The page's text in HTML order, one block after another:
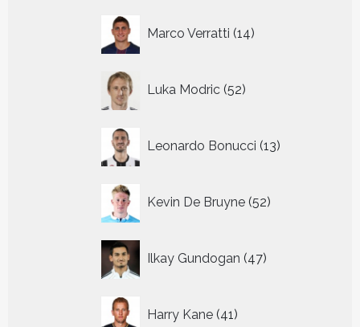
Marco Verratti 14
producten
Luka Modric 52
producten
Leonardo Bonucci 13
producten
Kevin De Bruyne 52
producten
Ilkay Gundogan 47
producten
Harry Kane 41
producten